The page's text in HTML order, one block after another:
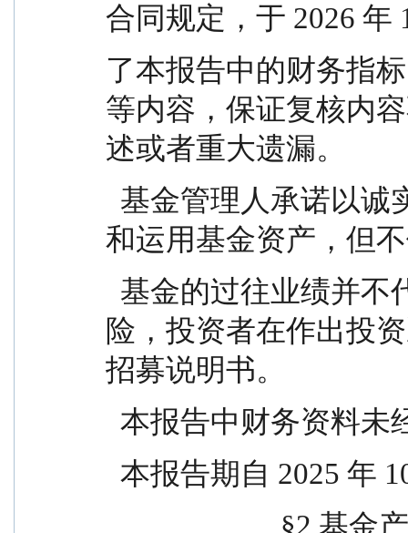
合同规定，于 2026 年
了本报告中的财务指
等内容，保证复核内
述或者重大遗漏。
和运用基金资产，但
险，投资者在作出投
招募说明书。
本报告中财务资料未
本报告期自 2025 年